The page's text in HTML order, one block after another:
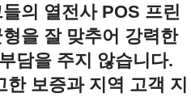
의 열전사 POS 프린
을 잘 맞추어 강력한
담을 주지 않습니다.
보증과 지역 고객 지